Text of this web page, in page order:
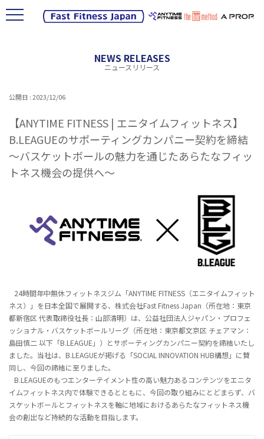
NEWS RELEASES
ニュースリリース
公開日 : 2023/12/06
【ANYTIME FITNESS | エニタイムフィットネス】
B.LEAGUEのサポーティングカンパニー契約を締結
～バスケットボールの魅力を通じたあらたなフィッ
トネス機会の提供へ～
24時間年中無休フィットネスジム「ANYTIME FITNESS（エニタイムフィット
ネス）」を日本全国で展開する、株式会社Fast Fitness Japan（所在地：東京
都新宿区 代表取締役社長：山部清明）は、公益社団法人ジャパン・プロフェ
ッショナル・バスケットボールリーグ（所在地：東京都文京区 チェアマン：
島田慎二 以下「B.LEAGUE」）とサポーティングカンパニー契約を締結いたし
ました。当社は、B.LEAGUEが掲げる「SOCIAL INNOVATION HUB構想」に賛
同し、今回の締結に至りました。
B.LEAGUEのもつエンターテイメント性の高い魅力あるコンテンツをエニタ
イムフィットネス内で体験できるとともに、今回の取り組みにとどまらず、バ
スケットボールとフィットネスを軸に地域におけるあらたなフィットネス機
会の創出など持続的な活動を目指します。